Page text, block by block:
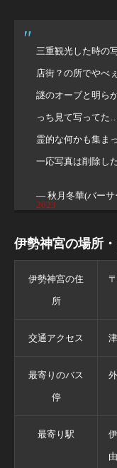
三重観光した時の
店街？の所でやべ
謎のオーブと明ら
っち見て写ってた
霊的な何かも集ま
一応写真は削除し
— 秋月冬華(バーサ
2023
伊勢神宮の場所
伊勢神宮の住
所
交通アクセス
最寄りのバス
停
最寄り駅
由